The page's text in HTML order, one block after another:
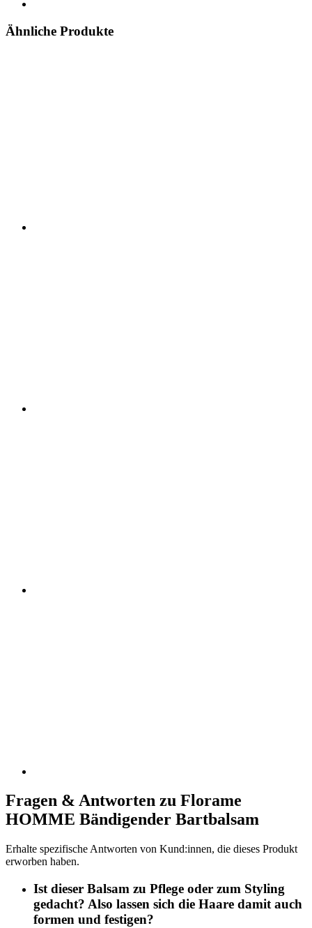
Ähnliche Produkte
Fragen & Antworten zu Florame
HOMME Bändigender Bartbalsam
Erhalte spezifische Antworten von Kund:innen, die dieses Produkt
erworben haben.
Ist dieser Balsam zu Pflege oder zum Styling
gedacht? Also lassen sich die Haare damit auch
formen und festigen?